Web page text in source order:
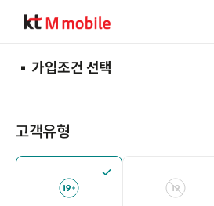
가입조건 선택
고객유형